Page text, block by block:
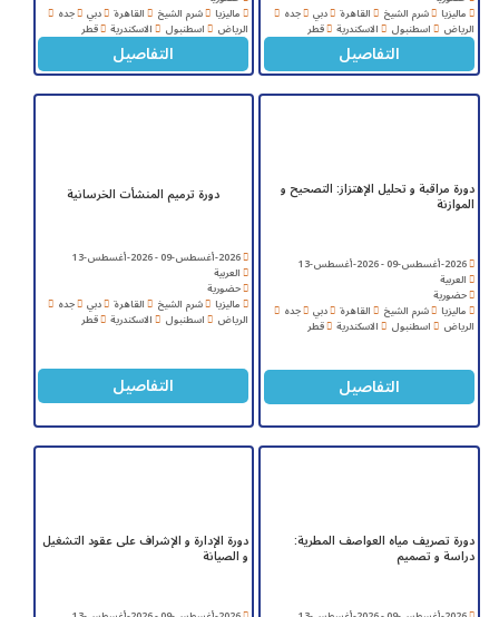
ماليزيا شرم الشيخ القاهرة دبي جده
الرياض اسطنبول الاسكندرية قطر
التفاصيل
ماليزيا شرم الشيخ القاهرة دبي جده
الرياض اسطنبول الاسكندرية قطر
التفاصيل
دورة مراقبة و تحليل الإهتزاز: التصحيح و
الموازنة
2026-أغسطس-09 - 2026-أغسطس-13
العربية
حضورية
ماليزيا شرم الشيخ القاهرة دبي جده
الرياض اسطنبول الاسكندرية قطر
التفاصيل
دورة ترميم المنشأت الخرسانية
2026-أغسطس-09 - 2026-أغسطس-13
العربية
حضورية
ماليزيا شرم الشيخ القاهرة دبي جده
الرياض اسطنبول الاسكندرية قطر
التفاصيل
دورة تصريف مياه العواصف المطرية:
دراسة و تصميم
دورة الإدارة و الإشراف على عقود التشغيل
و الصيانة